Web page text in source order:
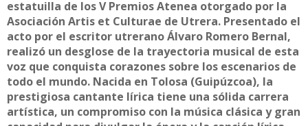
estatuilla de los V Premios Atenea otorgado por la
Asociación Artis et Culturae de Utrera. Presentado el
acto por el escritor utrerano Álvaro Romero Bernal,
realizó un desglose de la trayectoria musical de esta
voz que conquista corazones sobre los escenarios de
todo el mundo. Nacida en Tolosa (Guipúzcoa), la
prestigiosa cantante lírica tiene una sólida carrera
artística, un compromiso con la música clásica y gran